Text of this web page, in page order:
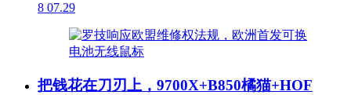
8 07.29
把钱花在刀刃上，9700X+B850橘猫+HOF